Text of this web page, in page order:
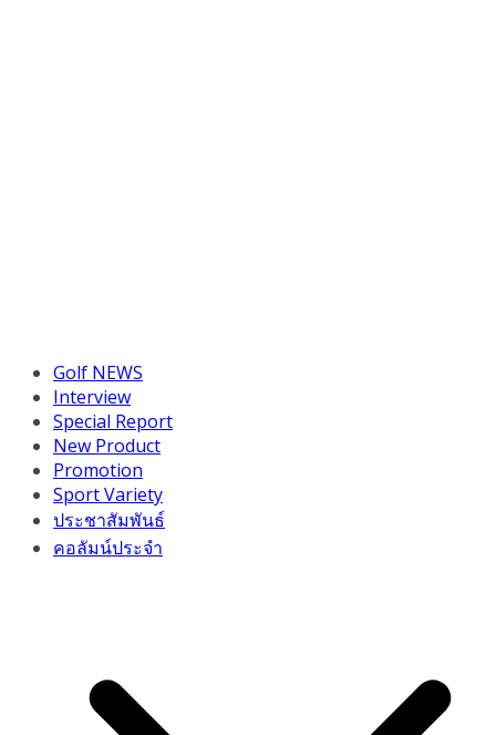
Golf NEWS
Interview
Special Report
New Product
Promotion
Sport Variety
ประชาสัมพันธ์
คอลัมน์ประจำ